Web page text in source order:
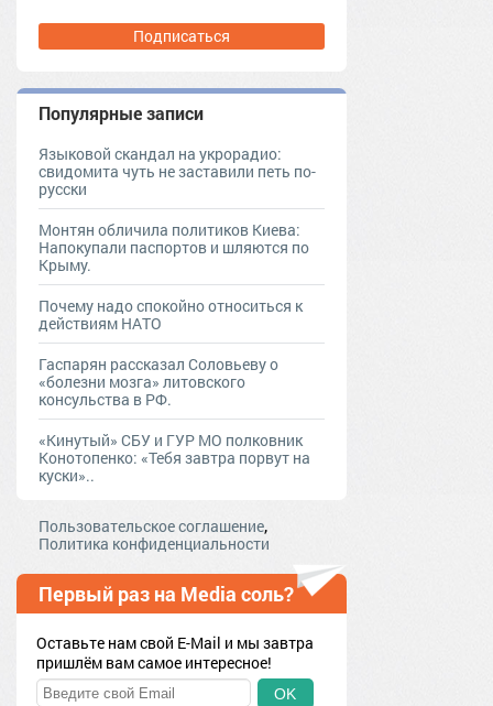
Подписаться
Популярные записи
Языковой скандал на укрорадио:
свидомита чуть не заставили петь по-
русски
Монтян обличила политиков Киева:
Напокупали паспортов и шляются по
Крыму.
Почему надо спокойно относиться к
действиям НАТО
Гаспарян рассказал Соловьеву о
«болезни мозга» литовского
консульства в РФ.
«Кинутый» СБУ и ГУР МО полковник
Конотопенко: «Тебя завтра порвут на
куски»..
Пользовательское соглашение,
Политика конфиденциальности
Первый раз на Media соль?
Оставьте нам свой E-Mail и мы завтра
пришлём вам самое интересное!
OK